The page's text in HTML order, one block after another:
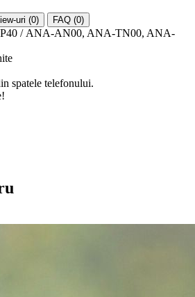
uri (0) FAQ (0)
/ ANA-AN00, ANA-TN00, ANA-
spatele telefonului.